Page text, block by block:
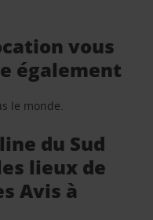
vous
également
le monde.
du Sud
lieux de
Avis à